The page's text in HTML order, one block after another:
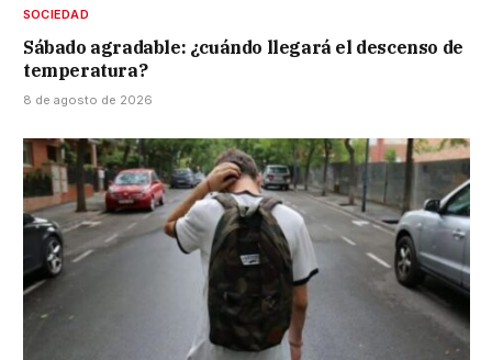
SOCIEDAD
Sábado agradable: ¿cuándo llegará el descenso de
temperatura?
8 de agosto de 2026